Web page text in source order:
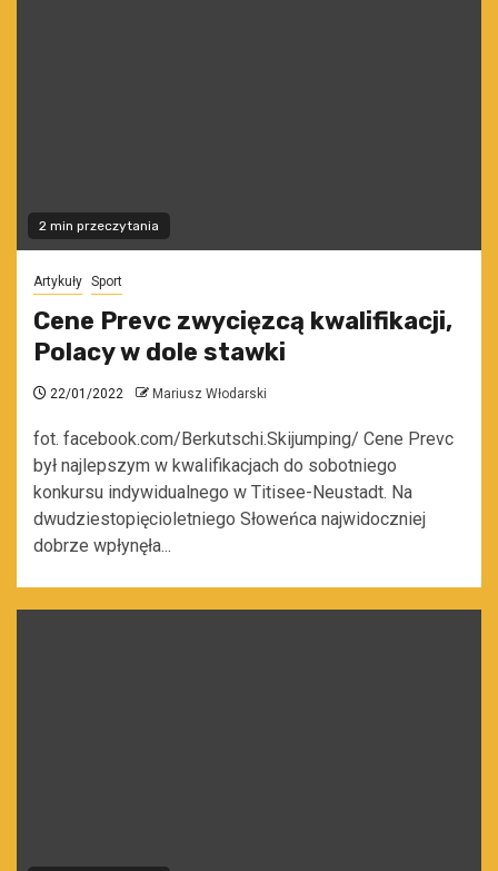
2 min przeczytania
Artykuły Sport
Cene Prevc zwycięzcą kwalifikacji,
Polacy w dole stawki
22/01/2022 Mariusz Włodarski
fot. facebook.com/Berkutschi.Skijumping/ Cene Prevc
był najlepszym w kwalifikacjach do sobotniego
konkursu indywidualnego w Titisee-Neustadt. Na
dwudziestopięcioletniego Słoweńca najwidoczniej
dobrze wpłynęła...